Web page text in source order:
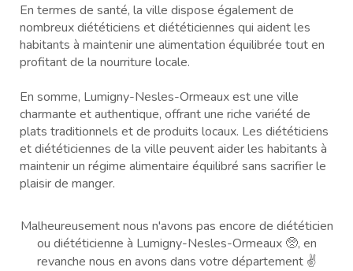
En termes de santé, la ville dispose également de
nombreux diététiciens et diététiciennes qui aident les
habitants à maintenir une alimentation équilibrée tout en
profitant de la nourriture locale.
En somme, Lumigny-Nesles-Ormeaux est une ville
charmante et authentique, offrant une riche variété de
plats traditionnels et de produits locaux. Les diététiciens
et diététiciennes de la ville peuvent aider les habitants à
maintenir un régime alimentaire équilibré sans sacrifier le
plaisir de manger.
Malheureusement nous n'avons pas encore de diététicien
ou diététicienne à Lumigny-Nesles-Ormeaux 🥺, en
revanche nous en avons dans votre département ✌️